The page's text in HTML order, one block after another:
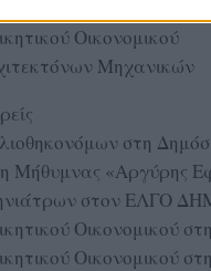
Οικονομικού
Μηχανικών
στη
Μήθυμνας «Αργύρης
στον ΕΛΓΟ
Οικονομικού
Οικονομικού